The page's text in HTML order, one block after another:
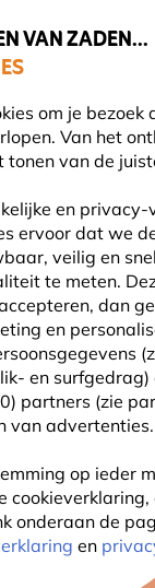
VAN ZADEN...
om je bezoek
Van het
tonen van de
en privacy-
ervoor dat we
veilig en
te meten.
dan
en
en surfgedrag)
partners (zie
van advertenties.
op ieder
cookieverklaring,
onderaan de
en
beoordeeld in
thuisbezorgd